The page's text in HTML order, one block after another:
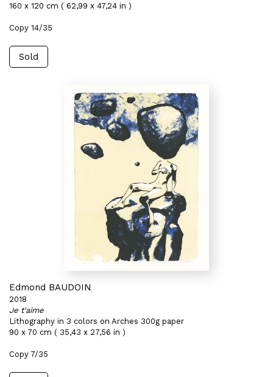
160 x 120 cm ( 62,99 x 47,24 in )
Copy 14/35
Sold
Edmond BAUDOIN
2018
Je t'aime
Lithography in 3 colors on Arches 300g paper
90 x 70 cm ( 35,43 x 27,56 in )
Copy 7/35